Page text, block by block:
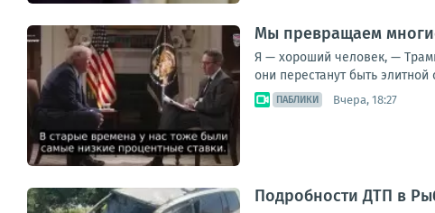
Мы превращаем
Я — хороший человек, —
они перестанут быть
ПАБЛИКИ Вчера, 18:27
Подробности ДТП в